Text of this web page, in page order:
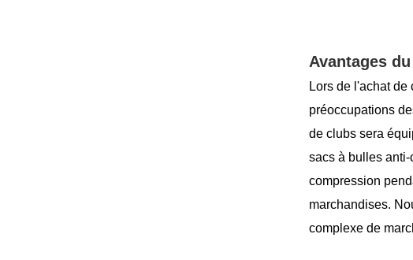
Avantages
Lors de l'achat
préoccupations
de clubs sera
sacs à bulles
compression
marchandises.
complexe de